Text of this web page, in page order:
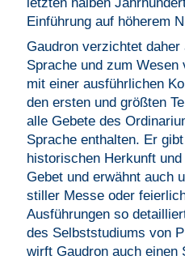
Einführung auf höherem
Gaudron verzichtet
Sprache und zum
mit einer ausführlichen
den ersten und größten
alle Gebete des
Sprache enthalten. Er
historischen Herkunft
Gebet und erwähnt auch
stiller Messe oder
Ausführungen so
des Selbststudiums von
wirft Gaudron auch einen